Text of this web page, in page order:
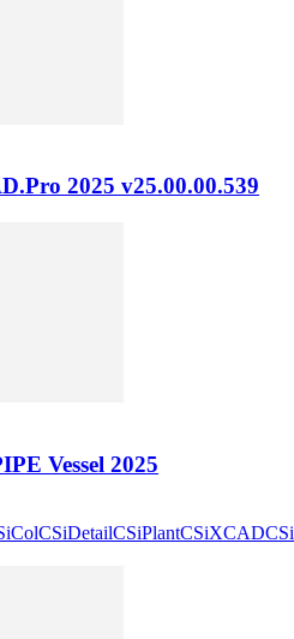
2025 v25.00.00.539
Vessel 2025
CSiDetailCSiPlantCSiXCAD